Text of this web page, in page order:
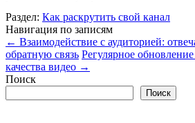
Раздел: Как раскрутить свой канал
Навигация по записям
← Взаимодействие с аудиторией:
обратную связь Регулярное
качества видео →
Поиск
Поиск